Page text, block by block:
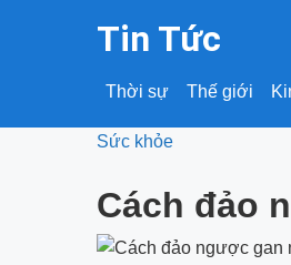
Tin Tức
Thời sự Thế giới
Sức khỏe
Cách đảo